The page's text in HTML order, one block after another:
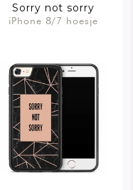
Sorry not sorry
iPhone 8/7 hoesje